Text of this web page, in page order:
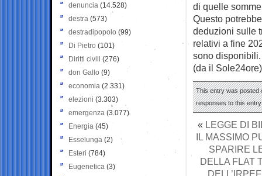
di quelle
Questo
deduzioni sulle
relativi a fine
sono disponibili.
(da il Sole24ore)
This entry was posted
responses to this
« LEGGE DI
IL MASSIMO
SPARIRE
DELLA FLAT
denuncia (14.528)
destra (573)
destradipopolo (99)
Di Pietro (101)
Diritti civili (276)
don Gallo (9)
economia (2.331)
elezioni (3.303)
emergenza (3.077)
Energia (45)
Esselunga (2)
Esteri (784)
Eugenetica (3)